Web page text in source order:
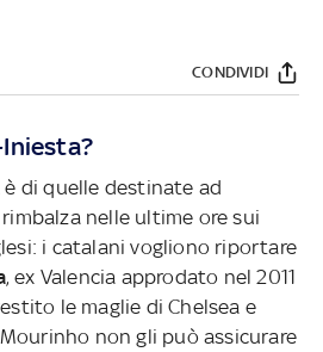
CONDIVIDI
è di quelle destinate ad
nelle ultime ore sui
i catalani vogliono riportare
, ex Valencia approdato nel 2011
le maglie di Chelsea e
non gli può assicurare